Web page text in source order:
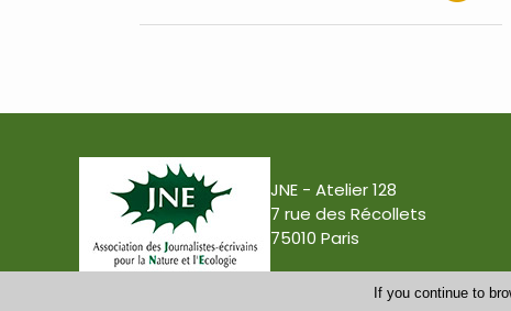
JNE - Atelier 128
7 rue des Récollets
75010 Paris
If you continue to